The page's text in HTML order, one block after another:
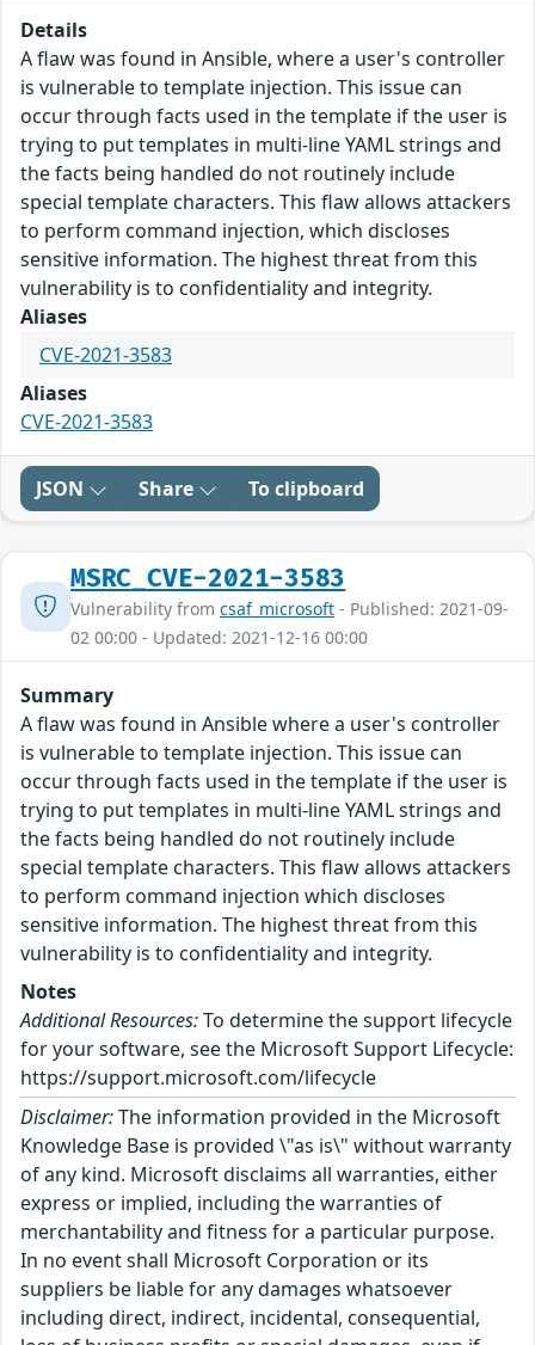
Details
A flaw was found in Ansible, where a user's controller
is vulnerable to template injection. This issue can
occur through facts used in the template if the user is
trying to put templates in multi-line YAML strings and
the facts being handled do not routinely include
special template characters. This flaw allows attackers
to perform command injection, which discloses
sensitive information. The highest threat from this
vulnerability is to confidentiality and integrity.
Aliases
CVE-2021-3583
Aliases
CVE-2021-3583
JSON Share To clipboard
MSRC_CVE-2021-3583
Vulnerability from csaf_microsoft - Published: 2021-09-
02 00:00 - Updated: 2021-12-16 00:00
Summary
A flaw was found in Ansible where a user's controller
is vulnerable to template injection. This issue can
occur through facts used in the template if the user is
trying to put templates in multi-line YAML strings and
the facts being handled do not routinely include
special template characters. This flaw allows attackers
to perform command injection which discloses
sensitive information. The highest threat from this
vulnerability is to confidentiality and integrity.
Notes
Additional Resources:To determine the support lifecycle
for your software, see the Microsoft Support Lifecycle:
https://support.microsoft.com/lifecycle
Disclaimer:The information provided in the Microsoft
Knowledge Base is provided \"as is\" without warranty
of any kind. Microsoft disclaims all warranties, either
express or implied, including the warranties of
merchantability and fitness for a particular purpose.
In no event shall Microsoft Corporation or its
suppliers be liable for any damages whatsoever
including direct, indirect, incidental, consequential,